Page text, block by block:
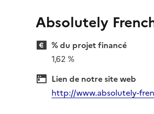
Absolutely
% du projet financé
1,62 %
Lien de notre site web
http://www.absolutely-